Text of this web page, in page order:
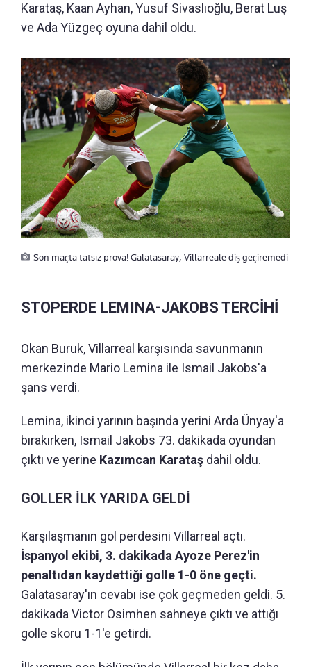
Karataş, Kaan Ayhan, Yusuf Sivaslıoğlu, Berat Luş
ve Ada Yüzgeç oyuna dahil oldu.
Son maçta tatsız prova! Galatasaray, Villarreale diş geçiremedi
STOPERDE LEMINA-JAKOBS TERCİHİ
Okan Buruk, Villarreal karşısında savunmanın
merkezinde Mario Lemina ile Ismail Jakobs'a
şans verdi.
Lemina, ikinci yarının başında yerini Arda Ünyay'a
bırakırken, Ismail Jakobs 73. dakikada oyundan
çıktı ve yerine Kazımcan Karataş dahil oldu.
GOLLER İLK YARIDA GELDİ
Karşılaşmanın gol perdesini Villarreal açtı.
İspanyol ekibi, 3. dakikada Ayoze Perez'in
penaltıdan kaydettiği golle 1-0 öne geçti.
Galatasaray'ın cevabı ise çok geçmeden geldi. 5.
dakikada Victor Osimhen sahneye çıktı ve attığı
golle skoru 1-1'e getirdi.